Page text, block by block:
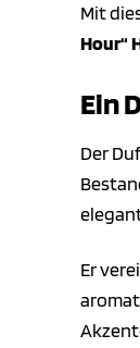
Mit
Hour“
Ein
Der
Er